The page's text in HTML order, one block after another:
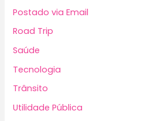
Postado via Email
Road Trip
Saúde
Tecnologia
Trânsito
Utilidade Pública